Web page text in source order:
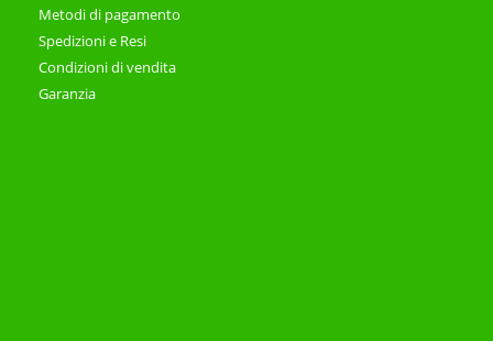
Metodi di pagamento
Spedizioni e Resi
Condizioni di vendita
Garanzia